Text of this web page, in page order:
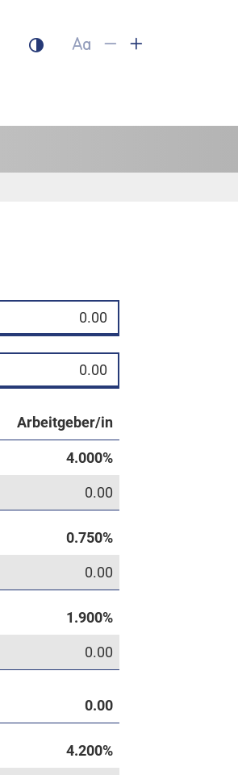
Arbeitgeber/in
0.00
0.00
0.00
0.00